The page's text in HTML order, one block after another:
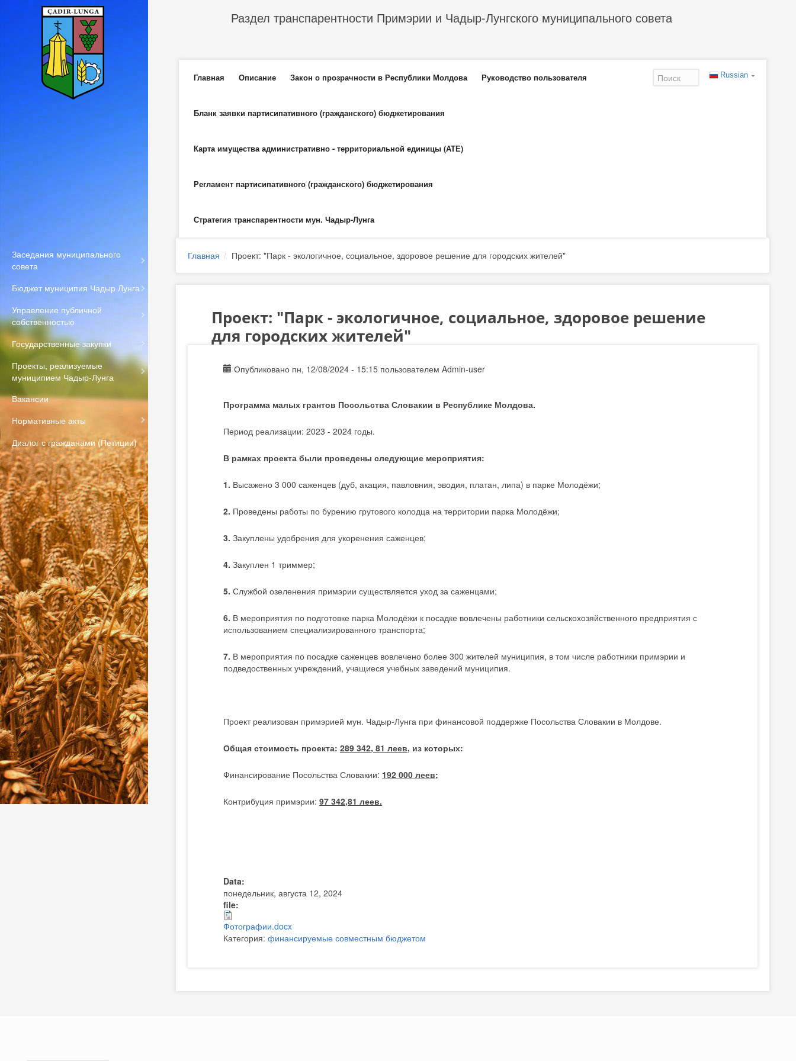
Перейти к основному содержанию
Раздел транспарентности Примэрии и Чадыр-Лунгского муниципального совета
Главное меню
Главная Описание Закон о прозрачности в Республики Молдова Руководство пользователя
Бланк заявки партисипативного (гражданского) бюджетирования
Карта имущества административно - территориальной единицы (АТЕ)
Регламент партисипативного (гражданского) бюджетирования
Стратегия транспарентности мун. Чадыр-Лунга
Russian
Заседания муниципального
совета
Бюджет муниципия Чадыр Лунга
Управление публичной
собственностью
Государственные закупки
Проекты, реализуемые
муниципием Чадыр-Лунга
Вакансии
Нормативные акты
Диалог с гражданами (Петиции)
Главная Проект: "Парк - экологичное, социальное, здоровое решение для городских жителей"
Проект: "Парк - экологичное, социальное, здоровое решение
для городских жителей"
Опубликовано пн, 12/08/2024 - 15:15 пользователемAdmin-user
Программа малых грантов Посольства Словакии в Республике Молдова.
Период реализации: 2023 - 2024 годы.
В рамках проекта были проведены следующие мероприятия:
1. Высажено 3 000 саженцев (дуб, акация, павловния, эводия, платан, липа) в парке Молодёжи;
2. Проведены работы по бурению грутового колодца на территории парка Молодёжи;
3.Закуплены удобрения для укоренения саженцев;
4.Закуплен 1 триммер;
5. Службой озеленения примэрии существляется уход за саженцами;
6. В мероприятия по подготовке парка Молодёжи к посадке вовлечены работники сельскохозяйственного предприятия с
использованием специализированного транспорта;
7. В мероприятия по посадке саженцев вовлечено более 300 жителей муниципия, в том числе работники примэрии и
подведоственных учреждений, учащиеся учебных заведений муниципия.
Проект реализован примэрией мун. Чадыр-Лунга при финансовой поддержке Посольства Словакии в Молдове.
Общая стоимость проекта:289 342, 81 леев, из которых:
Финансирование Посольства Словакии: 192 000 леев;
Контрибуция примэрии:97 342,81 леев.
Data:
понедельник, августа 12, 2024
file:
Фотографии.docx
Категория:финансируемые совместным бюджетом